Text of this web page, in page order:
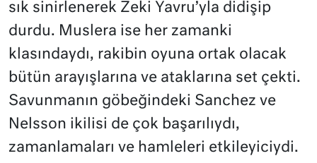
sık sinirlenerek Zeki Yavru’yla didişip
durdu. Muslera ise her zamanki
klasındaydı, rakibin oyuna ortak olacak
bütün arayışlarına ve ataklarına set çekti.
Savunmanın göbeğindeki Sanchez ve
Nelsson ikilisi de çok başarılıydı,
zamanlamaları ve hamleleri etkileyiciydi.